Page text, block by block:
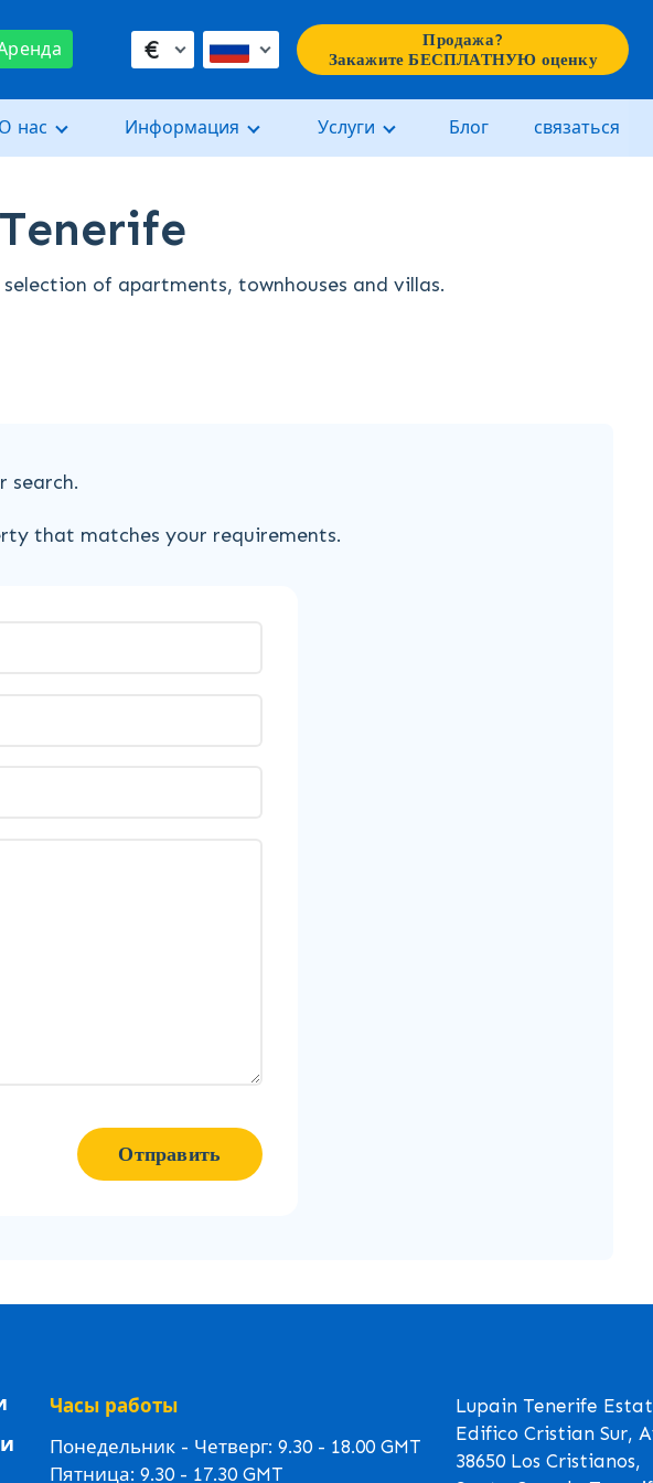
€
Продажа?
Закажите БЕСПЛАТНУЮ оценку
О нас Информация Услуги Блог связаться
of apartments, townhouses and villas.
search.
that matches your requirements.
Отправить
Часы работы
Понедельник - Четверг: 9.30 - 18.00 GMT
Пятница: 9.30 - 17.30 GMT
Lupain Tenerife
Edifico Cristian Sur,
38650 Los Cristianos,